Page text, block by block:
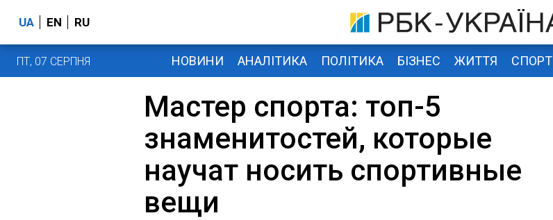
UA EN RU
ПТ, 07 СЕРПНЯ НОВИНИ АНАЛІТИКА ПОЛІТИКА БІЗНЕС ЖИТТЯ СПОРТ
Мастер спорта: топ-5
знаменитостей, которые
научат носить спортивные
вещи